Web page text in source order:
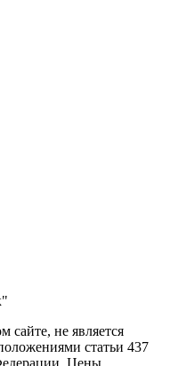
не является
статьи 437
Цены,